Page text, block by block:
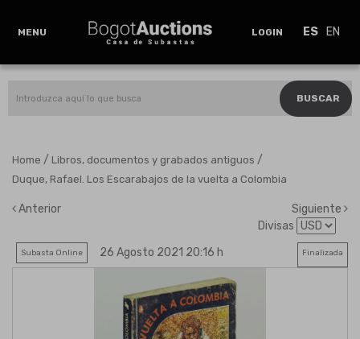
MENU LOGIN ES EN
BUSCAR
Home / Libros, documentos y grabados antiguos /
Duque, Rafael. Los Escarabajos de la vuelta a Colombia
Anterior
Siguiente
Divisas
Subasta Online 26 Agosto 2021 20:16 h Finalizada